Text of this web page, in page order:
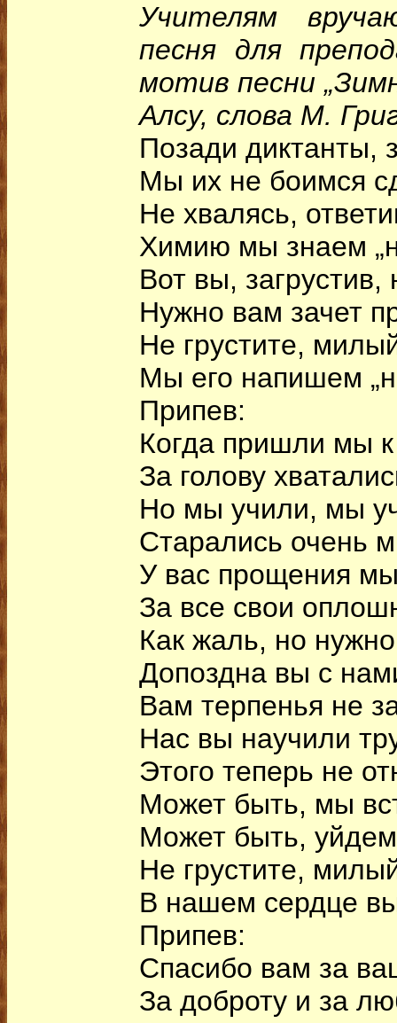
Учителям
песня для
мотив песни
Алсу, слова М.
Позади диктанты,
Мы их не боимся
Не хвалясь,
Химию мы знаем
Вот вы, загрустив,
Нужно вам зачет
Не грустите,
Мы его напишем
Припев:
Когда пришли мы
За голову
Но мы учили, мы
Старались очень
У вас прощения
За все свои
Как жаль, но
Допоздна вы с
Вам терпенья не
Нас вы научили
Этого теперь не
Может быть, мы
Может быть,
Не грустите,
В нашем сердце
Припев:
Спасибо вам за
За доброту и за